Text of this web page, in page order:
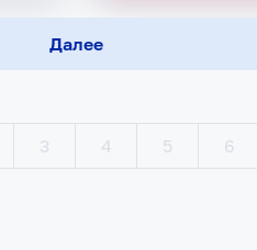
Далее
3 4 5 6